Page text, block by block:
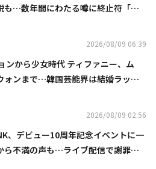
も…数年間にわたる噂に終止符「邪
2026/08/09 06:39
ンから少女時代 ティファニー、ム
ォンまで…韓国芸能界は結婚ラッシ
2026/08/09 02:56
、デビュー10周年記念イベントに一
ら不満の声も…ライブ配信で謝罪